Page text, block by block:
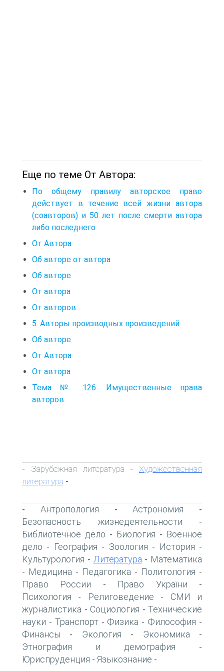
Еще по теме От Автора:
По общему правилу авторское право
действует в течение всей жизни автора
(соавторов) и 50 лет после смерти автора
либо последнего
От Автора
Об авторе от автора
Об авторе
От автора
От авторов
5. Авторы производных произведений
Об авторе
От Автора
От автора
Тема № 126. Имущественные права
авторов.
- Зарубежная литература - Художественная
литература -
- Антропология -Астрономия -
Безопасность жизнедеятельности -
Библиотечное дело - Биология - Военное
дело - География - Зоология - История -
Культурология - Литература - Математика
- Медицина - Педагогика - Политология -
Право России - Право України -
Психология - Религоведение - СМИ и
журналистика - Социология - Технические
науки - Транспорт- Физика - Философия -
Финансы - Экология - Экономика -
Этнография и демография -
Юриспруденция - Языкознание -